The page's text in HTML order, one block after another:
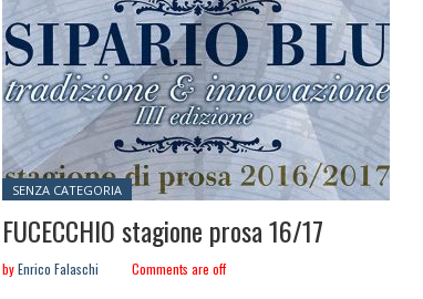
Posted in:
SENZA CATEGORIA
FUCECCHIO stagione prosa 16/17
byEnrico Falaschi Comments are off